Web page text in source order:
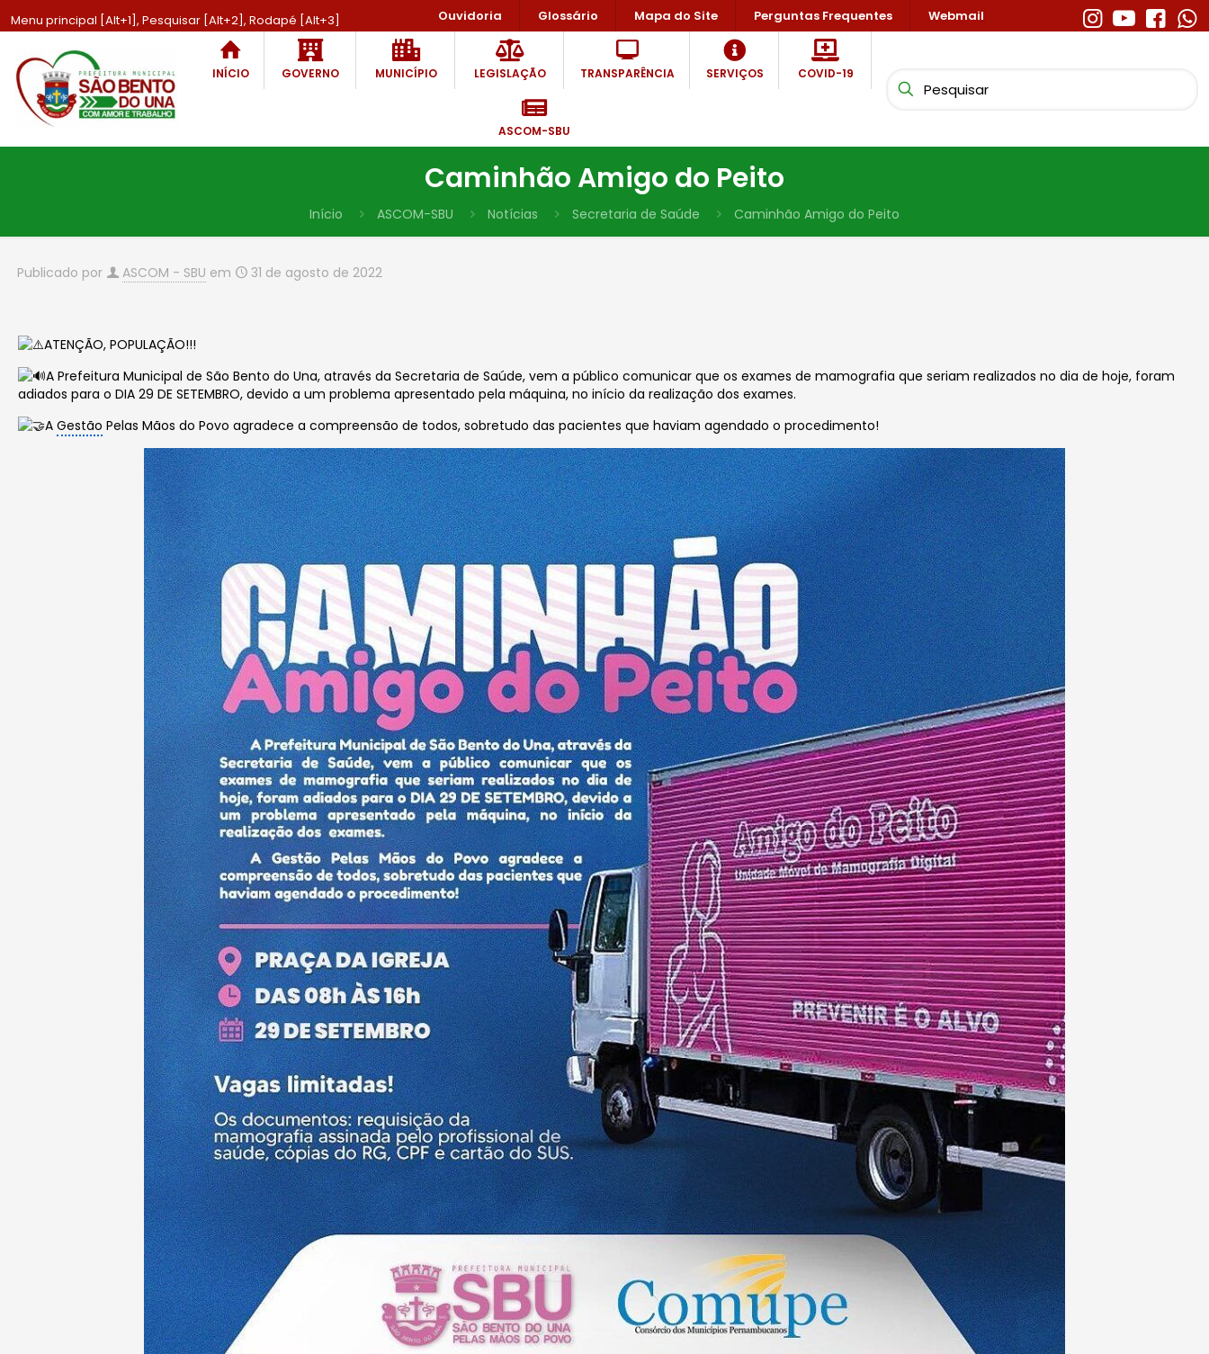
Menu principal [Alt+1], Pesquisar [Alt+2], Rodapé [Alt+3] Ouvidoria Glossário Mapa do Site Perguntas Frequentes Webmail
INÍCIO GOVERNO MUNICÍPIO LEGISLAÇÃO TRANSPARÊNCIA SERVIÇOS COVID-19
ASCOM-SBU
Caminhão Amigo do Peito
Início ASCOM-SBU Notícias Secretaria de Saúde Caminhão Amigo do Peito
Publicado por ASCOM - SBU em 31 de agosto de 2022
ATENÇÃO, POPULAÇÃO!!!
A Prefeitura Municipal de São Bento do Una, através da Secretaria de Saúde, vem a público comunicar que os exames de mamografia que seriam realizados no dia de hoje, foram
adiados para o DIA 29 DE SETEMBRO, devido a um problema apresentado pela máquina, no início da realização dos exames.
AGestão Pelas Mãos do Povo agradece a compreensão de todos, sobretudo das pacientes que haviam agendado o procedimento!